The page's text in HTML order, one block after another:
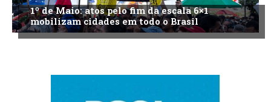
1º de Maio: atos pelo fim da escala 6×1
mobilizam cidades em todo o Brasil